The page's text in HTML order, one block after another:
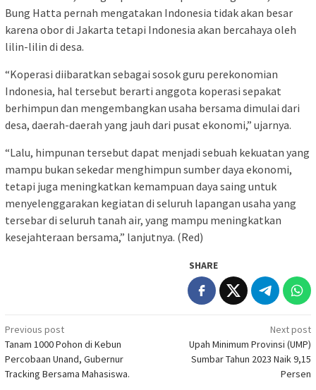
Bung Hatta pernah mengatakan Indonesia tidak akan besar
karena obor di Jakarta tetapi Indonesia akan bercahaya oleh
lilin-lilin di desa.
“Koperasi diibaratkan sebagai sosok guru perekonomian
Indonesia, hal tersebut berarti anggota koperasi sepakat
berhimpun dan mengembangkan usaha bersama dimulai dari
desa, daerah-daerah yang jauh dari pusat ekonomi,” ujarnya.
“Lalu, himpunan tersebut dapat menjadi sebuah kekuatan yang
mampu bukan sekedar menghimpun sumber daya ekonomi,
tetapi juga meningkatkan kemampuan daya saing untuk
menyelenggarakan kegiatan di seluruh lapangan usaha yang
tersebar di seluruh tanah air, yang mampu meningkatkan
kesejahteraan bersama,” lanjutnya. (Red)
SHARE
Post
navigation
Previous post
Tanam 1000 Pohon di Kebun
Percobaan Unand, Gubernur
Tracking Bersama Mahasiswa.
Next post
Upah Minimum Provinsi (UMP)
Sumbar Tahun 2023 Naik 9,15
Persen